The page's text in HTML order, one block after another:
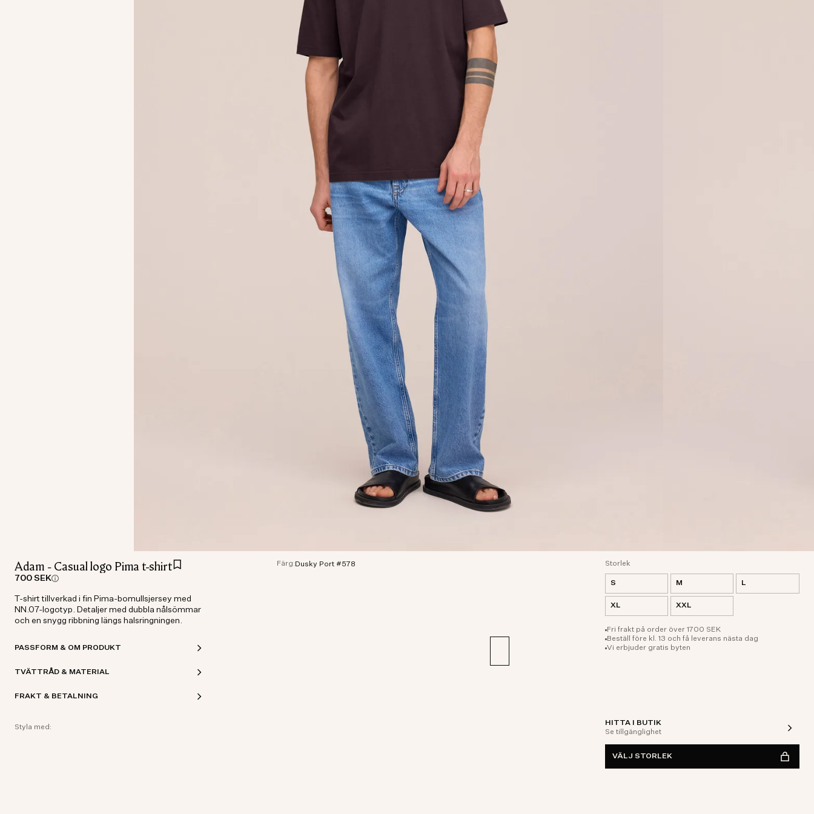
Adam - Casual logo Pima t-shirt
700 SEK
T-shirt tillverkad i fin Pima-bomullsjersey med
NN.07-logotyp. Detaljer med dubbla nålsömmar
och en snygg ribbning längs halsringningen.
PASSFORM & OM PRODUKT
TVÄTTRÅD & MATERIAL
FRAKT & BETALNING
Styla med:
Färg: Dusky Port #578 Storlek
S M L
XL XXL
Fri frakt på order över 1700 SEK
Beställ före kl. 13 och få leverans nästa dag
Vi erbjuder gratis byten
HITTA I BUTIK
Se tillgänglighet
VÄLJ STORLEK